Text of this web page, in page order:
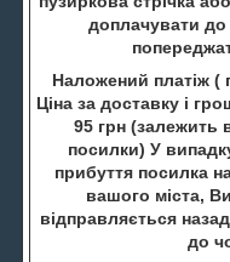
доплачувати до
Наложений платіж (
Ціна за доставку і
95 грн (залежить
посилки) У
прибуття посилка
вашого міста,
відправляється
до